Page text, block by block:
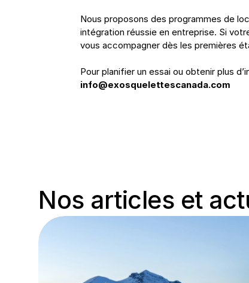
Nous proposons des programmes de
intégration réussie en entreprise. Si
vous accompagner dès les premières
Pour planifier un essai ou obtenir plus
info@exosquelettescanada.com
Nos articles et